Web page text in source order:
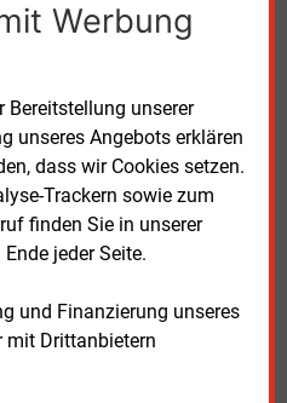
Werbung
Bereitstellung unserer
unseres Angebots erklären
dass wir Cookies setzen.
Trackern sowie zum
finden Sie in unserer
Ende jeder Seite.
und Finanzierung unseres
mit Drittanbietern
nicht nachvollziehbar.
mit dieser Entscheidung
wie dem Erneuerbare-
der EU-Richtlinie für
Das ist ein klarer
an einer rechtlichen
europäischer
aus Biomasse weiterhin
an
erfüllt werden.“ In der